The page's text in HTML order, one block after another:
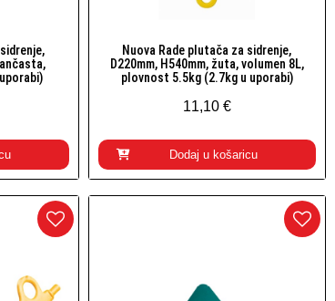
Brzi pogled
Nuova Rade plutača za sidrenje,
D220mm, H540mm, žuta, volumen 8L,
plovnost 5.5kg (2.7kg u uporabi)
11,10 €
Dodaj u košaricu